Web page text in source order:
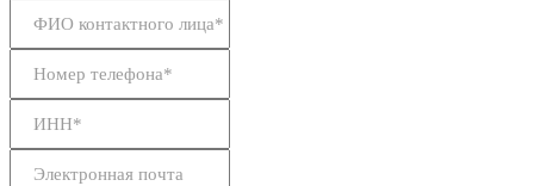
ФИО контактного лица*
Номер телефона*
ИНН*
Электронная почта